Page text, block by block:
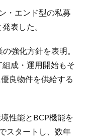
・エンド型の私募
表した。
強化方針を表明。
成・運用開始もそ
良物件を供給する
性能とBCP機能を
スタートし、数年